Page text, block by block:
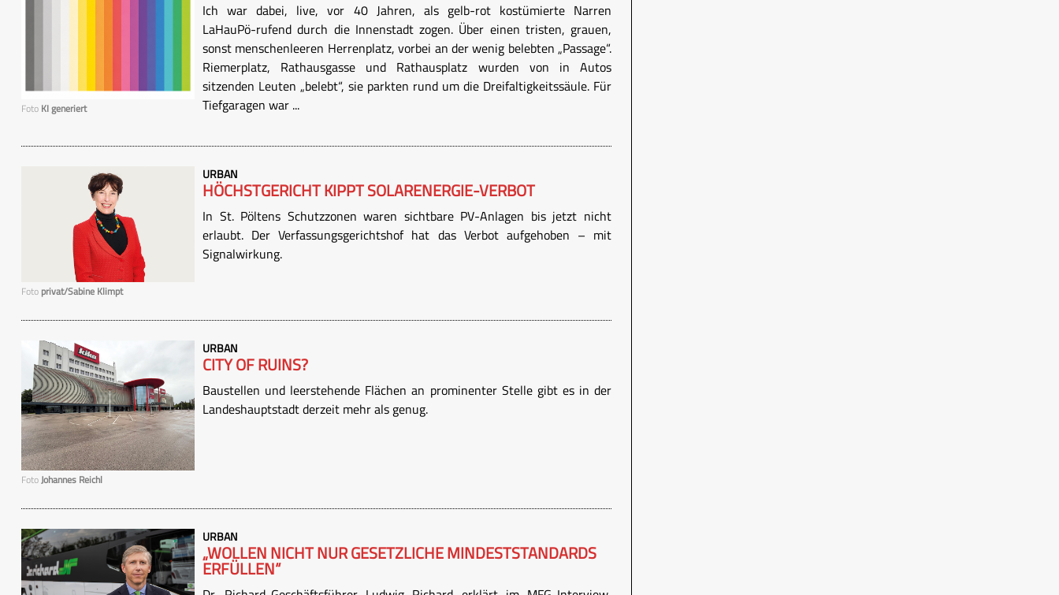
Foto KI generiert
Ich war dabei, live, vor 40 Jahren, als gelb-rot kostümierte Narren
LaHauPö-rufend durch die Innenstadt zogen. Über einen tristen, grauen,
sonst menschenleeren Herrenplatz, vorbei an der wenig belebten „Passage“.
Riemerplatz, Rathausgasse und Rathausplatz wurden von in Autos
sitzenden Leuten „belebt“, sie parkten rund um die Dreifaltigkeitssäule. Für
Tiefgaragen war ...
Foto privat/Sabine Klimpt
URBAN
HÖCHSTGERICHT KIPPT SOLARENERGIE-VERBOT
In St. Pöltens Schutzzonen waren sichtbare PV-Anlagen bis jetzt nicht
erlaubt. Der Verfassungsgerichtshof hat das Verbot aufgehoben – mit
Signalwirkung.
FotoJohannes Reichl
URBAN
CITY OF RUINS?
Baustellen und leerstehende Flächen an prominenter Stelle gibt es in der
Landeshauptstadt derzeit mehr als genug.
URBAN
„WOLLEN NICHT NUR GESETZLICHE MINDESTSTANDARDS
ERFÜLLEN“